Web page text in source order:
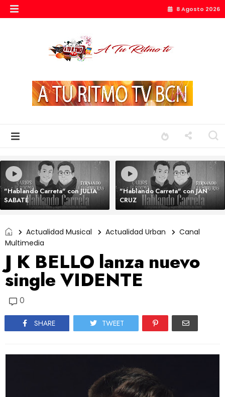
8 Agosto 2026
"Hablando Carreta" con JULIA
SABATÉ
"Hablando Carreta" con JAN
CRUZ
Actualidad Musical Actualidad Urban
Canal
Multimedia
J K BELLO lanza nuevo
single VIDENTE
0
SHARE TWEET